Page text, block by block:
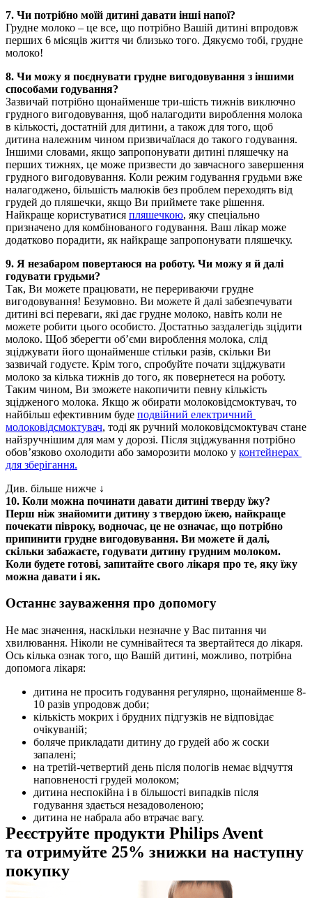
7. Чи потрібно моїй дитині давати інші напої?
Грудне молоко – це все, що потрібно Вашій дитині впродовж
перших 6 місяців життя чи близько того. Дякуємо тобі, грудне
молоко!
8. Чи можу я поєднувати грудне вигодовування з іншими
способами годування?
Зазвичай потрібно щонайменше три-шість тижнів виключно
грудного вигодовування, щоб налагодити вироблення молока
в кількості, достатній для дитини, а також для того, щоб
дитина належним чином призвичаїлася до такого годування.
Іншими словами, якщо запропонувати дитині пляшечку на
перших тижнях, це може призвести до завчасного завершення
грудного вигодовування. Коли режим годування грудьми вже
налагоджено, більшість малюків без проблем переходять від
грудей до пляшечки, якщо Ви приймете таке рішення.
Найкраще користуватися пляшечкою, яку спеціально
призначено для комбінованого годування. Ваш лікар може
додатково порадити, як найкраще запропонувати пляшечку.
9. Я незабаром повертаюся на роботу. Чи можу я й далі
годувати грудьми?
Так, Ви можете працювати, не перериваючи грудне
вигодовування! Безумовно. Ви можете й далі забезпечувати
дитині всі переваги, які дає грудне молоко, навіть коли не
можете робити цього особисто. Достатньо заздалегідь зцідити
молоко. Щоб зберегти об’єми вироблення молока, слід
зціджувати його щонайменше стільки разів, скільки Ви
зазвичай годуєте. Крім того, спробуйте почати зціджувати
молоко за кілька тижнів до того, як повернетеся на роботу.
Таким чином, Ви зможете накопичити певну кількість
зцідженого молока. Якщо ж обирати молоковідсмоктувач, то
найбільш ефективним буде подвійний електричний
молоковідсмоктувач, тоді як ручний молоковідсмоктувач стане
найзручнішим для мам у дорозі. Після зціджування потрібно
обов’язково охолодити або заморозити молоко у контейнерах
для зберігання.
Див. більше нижче ↓
10. Коли можна починати давати дитині тверду їжу?
Перш ніж знайомити дитину з твердою їжею, найкраще
почекати півроку, водночас, це не означає, що потрібно
припинити грудне вигодовування. Ви можете й далі,
скільки забажаєте, годувати дитину грудним молоком.
Коли будете готові, запитайте свого лікаря про те, яку їжу
можна давати і як.
Останнє зауваження про допомогу
Не має значення, наскільки незначне у Вас питання чи
хвилювання. Ніколи не сумнівайтеся та звертайтеся до лікаря.
Ось кілька ознак того, що Вашій дитині, можливо, потрібна
допомога лікаря:
дитина не просить годування регулярно, щонайменше 8-
10 разів упродовж доби;
кількість мокрих і брудних підгузків не відповідає
очікуваній;
боляче прикладати дитину до грудей або ж соски
запалені;
на третій-четвертий день після пологів немає відчуття
наповненості грудей молоком;
дитина неспокійна і в більшості випадків після
годування здається незадоволеною;
дитина не набрала або втрачає вагу.
Реєструйте продукти Philips Avent
та отримуйте 25% знижки на наступну
покупку